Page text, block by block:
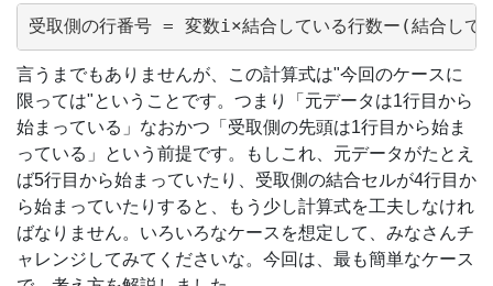
言うまでもありませんが、この計算式は"今回のケースに
限っては"ということです。つまり「元データは1行目から
始まっている」なおかつ「受取側の先頭は1行目から始ま
っている」という前提です。もしこれ、元データがたとえ
ば5行目から始まっていたり、受取側の結合セルが4行目か
ら始まっていたりすると、もう少し計算式を工夫しなけれ
ばなりません。いろいろなケースを想定して、みなさんチ
ャレンジしてみてくださいな。今回は、最も簡単なケース